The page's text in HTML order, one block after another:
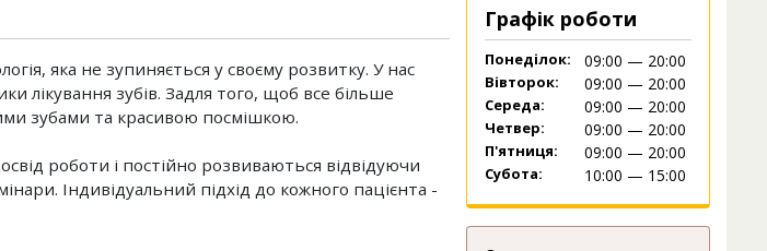
яка не зупиняється у своєму розвитку. У нас
лікування зубів. Задля того, щоб все більше
зубами та красивою посмішкою.
роботи і постійно розвиваються відвідуючи
Індивідуальний підхід до кожного пацієнта -
Графік роботи
Понеділок: 09:00 — 20:00
Вівторок: 09:00 — 20:00
Середа: 09:00 — 20:00
Четвер: 09:00 — 20:00
П'ятниця: 09:00 — 20:00
Субота: 10:00 — 15:00